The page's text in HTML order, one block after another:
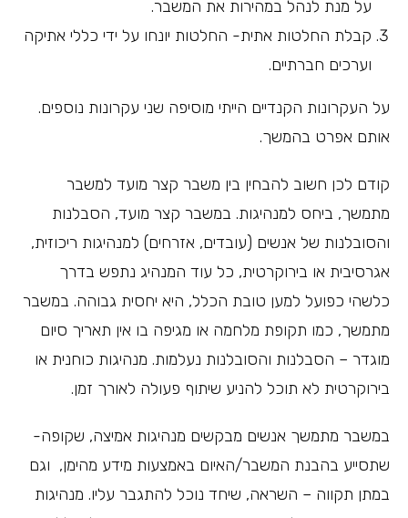
על מנת לנהל במהירות את המשבר.
קבלת החלטות אתית- החלטות יונחו על ידי כללי אתיקה
וערכים חברתיים.
על העקרונות הקנדיים הייתי מוסיפה שני עקרונות נוספים.
אותם אפרט בהמשך.
קודם לכן חשוב להבחין בין משבר קצר מועד למשבר
מתמשך, ביחס למנהיגות. במשבר קצר מועד, הסבלנות
והסובלנות של אנשים (עובדים, אזרחים) למנהיגות ריכוזית,
אגרסיבית או בירוקרטית, כל עוד המנהיג נתפש בדרך
כלשהי כפועל למען טובת הכלל, היא יחסית גבוהה. במשבר
מתמשך, כמו תקופת מלחמה או מגיפה בו אין תאריך סיום
מוגדר – הסבלנות והסובלנות נעלמות. מנהיגות כוחנית או
בירוקרטית לא תוכל להניע שיתוף פעולה לאורך זמן.
במשבר מתמשך אנשים מבקשים מנהיגות אמיצה, שקופה-
שתסייע בהבנת המשבר/האיום באמצעות מידע מהימן, וגם
במתן תקווה – השראה, שיחד נוכל להתגבר עליו. מנהיגות